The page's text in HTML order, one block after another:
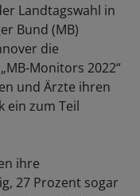
Landtagswahl in
Bund (MB)
die
Monitors 2022“
und Ärzte ihren
ein zum Teil
ihre
27 Prozent sogar